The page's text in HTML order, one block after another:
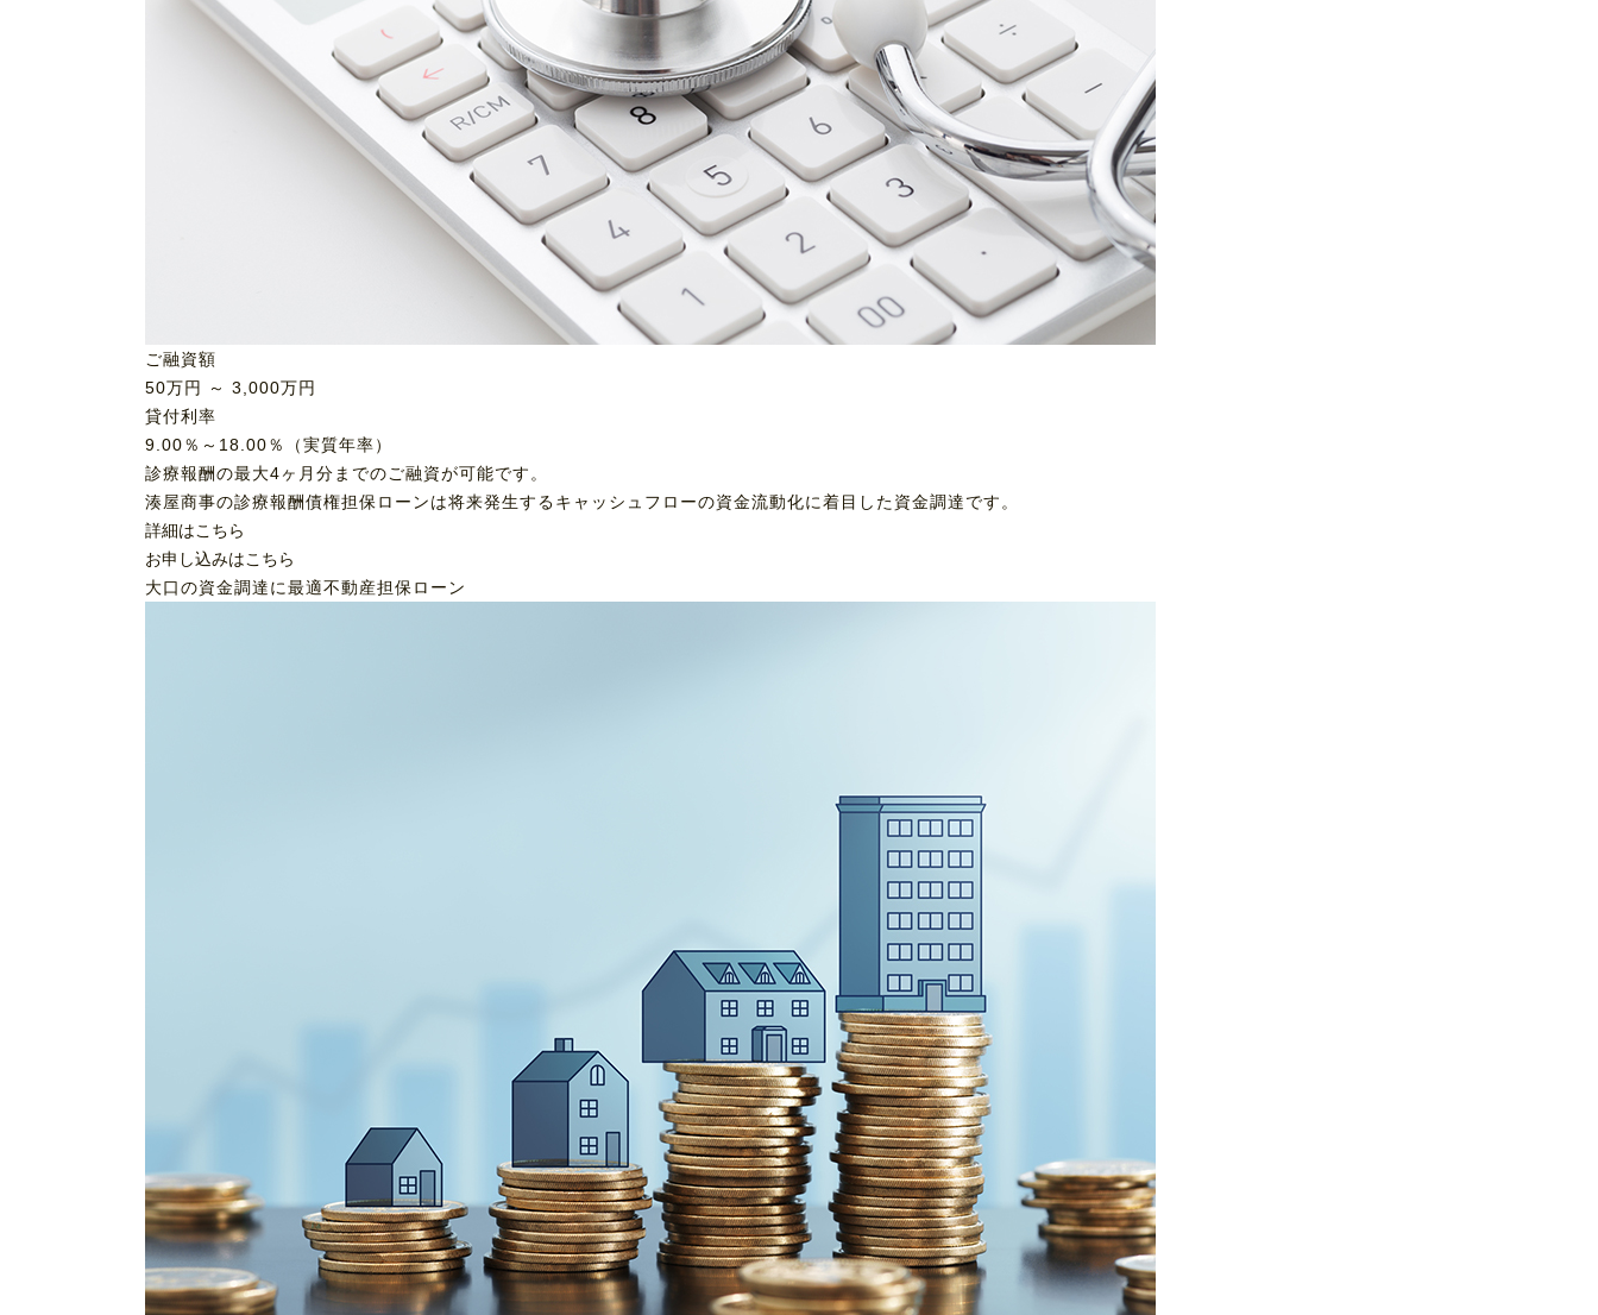
ご融資額
50万円 ～ 3,000万円
貸付利率
9.00％～18.00％（実質年率）
診療報酬の最大4ヶ月分までのご融資が可能です。
湊屋商事の診療報酬債権担保ローンは将来発生するキャッシュフローの資金流動化に着目した資金調達です。
詳細はこちら
お申し込みはこちら
大口の資金調達に最適不動産担保ローン